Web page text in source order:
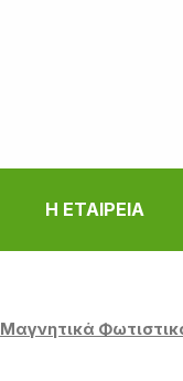
Η ΕΤΑΙΡΕΙΑ
Μαγνητικά